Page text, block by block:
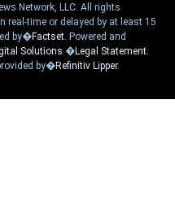
Network, LLC. All rights
real-time or delayed by at least 15
by�Factset . Powered and
Solutions .�Legal Statement
by�Refinitiv Lipper.